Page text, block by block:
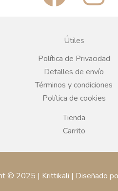
a
c
e
b
o
o
k
n
t
a
a
Útiles
Política de Privacidad
Detalles de envío
Términos y condiciones
Política de cookies
Tienda
Carrito
© 2025 | Krittikali | Diseñado